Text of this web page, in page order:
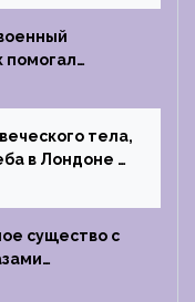
помогал
тела,
в Лондоне в
существо с